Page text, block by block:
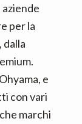
per la
dalla
e
con vari
marchi